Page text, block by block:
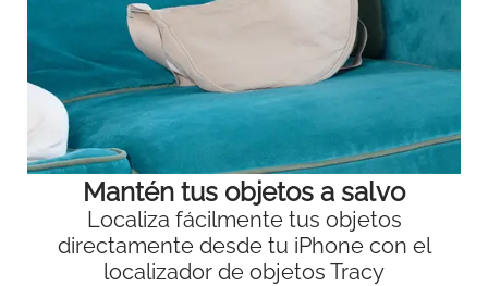
Mantén tus objetos a salvo
Localiza fácilmente tus objetos
directamente desde tu iPhone con el
localizador de objetos Tracy